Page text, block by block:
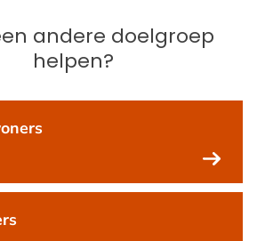
andere doelgroep
helpen?